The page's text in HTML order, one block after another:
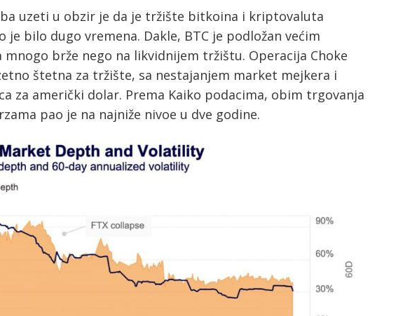
uzeti u obzir je da je tržište bitkoina i kriptovaluta
je bilo dugo vremena. Dakle, BTC je podložan većim
brže nego na likvidnijem tržištu. Operacija Choke
štetna za tržište, sa nestajanjem market mejkera i
za američki dolar. Prema Kaiko podacima, obim trgovanja
pao je na najniže nivoe u dve godine.